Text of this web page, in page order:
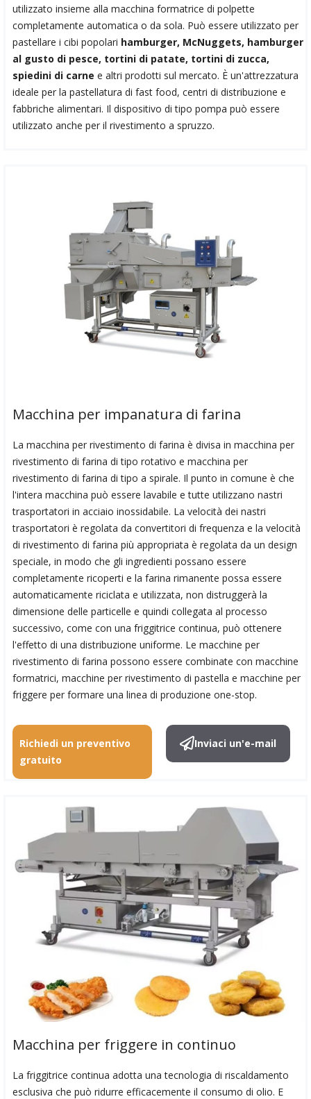
utilizzato insieme alla macchina formatrice di polpette
completamente automatica o da sola. Può essere utilizzato per
pastellare i cibi popolari hamburger, McNuggets, hamburger
al gusto di pesce, tortini di patate, tortini di zucca,
spiedini di carne e altri prodotti sul mercato. È un'attrezzatura
ideale per la pastellatura di fast food, centri di distribuzione e
fabbriche alimentari. Il dispositivo di tipo pompa può essere
utilizzato anche per il rivestimento a spruzzo.
Macchina per impanatura di farina
La macchina per rivestimento di farina è divisa in macchina per
rivestimento di farina di tipo rotativo e macchina per
rivestimento di farina di tipo a spirale. Il punto in comune è che
l'intera macchina può essere lavabile e tutte utilizzano nastri
trasportatori in acciaio inossidabile. La velocità dei nastri
trasportatori è regolata da convertitori di frequenza e la velocità
di rivestimento di farina più appropriata è regolata da un design
speciale, in modo che gli ingredienti possano essere
completamente ricoperti e la farina rimanente possa essere
automaticamente riciclata e utilizzata, non distruggerà la
dimensione delle particelle e quindi collegata al processo
successivo, come con una friggitrice continua, può ottenere
l'effetto di una distribuzione uniforme. Le macchine per
rivestimento di farina possono essere combinate con macchine
formatrici, macchine per rivestimento di pastella e macchine per
friggere per formare una linea di produzione one-stop.
Richiedi un preventivo
gratuito
Inviaci un'e-mail
Macchina per friggere in continuo
La friggitrice continua adotta una tecnologia di riscaldamento
esclusiva che può ridurre efficacemente il consumo di olio. E